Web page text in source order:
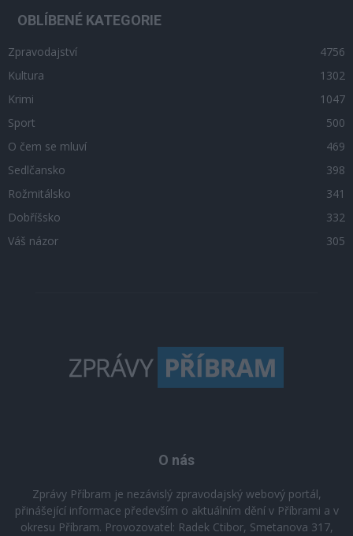
OBLÍBENÉ KATEGORIE
Zpravodajství
4756
Kultura
1302
Krimi
1047
Sport
500
O čem se mluví
469
Sedlčansko
398
Rožmitálsko
341
Dobříšsko
332
Váš názor
305
O nás
Zprávy Příbram je nezávislý zpravodajský webový portál,
přinášející informace především o aktuálním dění v Příbrami a v
okresu Příbram. Provozovatel: Radek Ctibor, Smetanova 317,